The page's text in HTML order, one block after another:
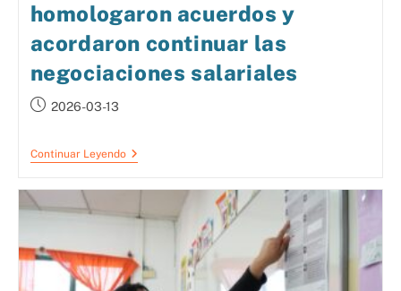
homologaron acuerdos y
acordaron continuar las
negociaciones salariales
2026-03-13
Continuar Leyendo